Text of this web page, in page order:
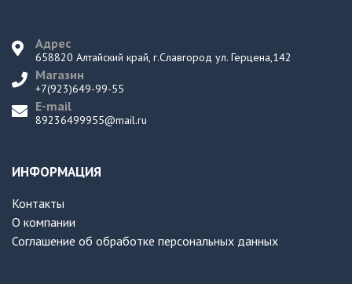
Адрес
658820 Алтайский край, г.Славгород ул. Герцена,142
Магазин
+7(923)649-99-55
E-mail
89236499955@mail.ru
ИНФОРМАЦИЯ
Контакты
О компании
Соглашение об обработке персональных данных